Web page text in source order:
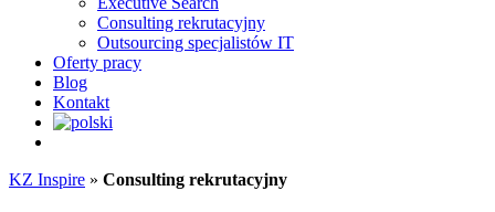
Consulting rekrutacyjny
Outsourcing specjalistów IT
Oferty pracy
Blog
Kontakt
KZ Inspire » Consulting rekrutacyjny